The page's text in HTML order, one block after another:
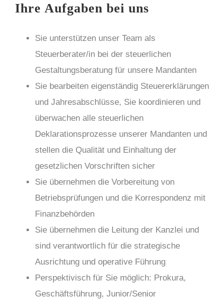
Ihre Aufgaben bei uns
Sie unterstützen unser Team als
Steuerberater/in bei der steuerlichen
Gestaltungsberatung für unsere Mandanten
Sie bearbeiten eigenständig Steuererklärungen
und Jahresabschlüsse, Sie koordinieren und
überwachen alle steuerlichen
Deklarationsprozesse unserer Mandanten und
stellen die Qualität und Einhaltung der
gesetzlichen Vorschriften sicher
Sie übernehmen die Vorbereitung von
Betriebsprüfungen und die Korrespondenz mit
Finanzbehörden
Sie übernehmen die Leitung der Kanzlei und
sind verantwortlich für die strategische
Ausrichtung und operative Führung
Perspektivisch für Sie möglich: Prokura,
Geschäftsführung, Junior/Senior